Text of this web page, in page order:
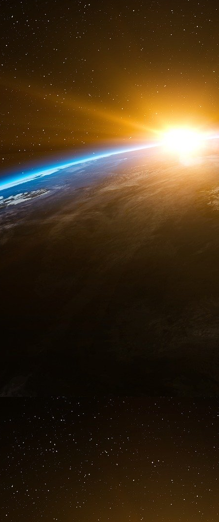
Mais ce n’est pas pour autant que Robert
du 24 février est due à la menace exercée
refuse de souscrire à cette thèse et défend
menacée par les Occidentaux que ne l’était
En bon néo-conservateur, Robert Kagan
aurait aimé que la Russie soit aspirée par
libéral ») dans les années 90. Cela n’ayant
velléités russes dans l’œuf, particulièrement
est de l’Ukraine.Taper à temps et si
Un logiciel qui ne fonctionne pas, ce que
lorsqu’il peine à convaincre sur la
avouant au passage que le rejet que
Les États-Unis en Ukraine : pour gagner
Sur la situation actuelle en Ukraine, la
comprend que, selon lui, il est trop tard pour
de la Russie auraient dû être tempérées
commettre les mêmes erreurs dans d’autres
États-Unis de risquer la confrontation avec
récemment noté le grand reporter français
Plus
s’impliquer sans aller à la
des scénarios envisagés par
conflit russo-ukrainien.Le fait qu’une figure
Robert Kagan, se mette à laisser de côté ce
demander — sans que cela ne se
dureté réelle face à Vladimir Poutine,
aller au-delà de sa traditionnelle logique
Ukrainiens est à ses yeux quantité (très)